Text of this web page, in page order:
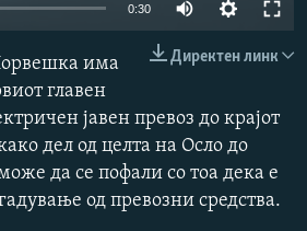
0:30
480p
1080p
Директен линк
има
главен
јавен превоз до крајот
дел од целта на Осло до
да се пофали со тоа дека е
од превозни средства.